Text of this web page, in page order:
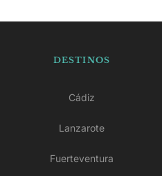
DESTINOS
Cádiz
Lanzarote
Fuerteventura